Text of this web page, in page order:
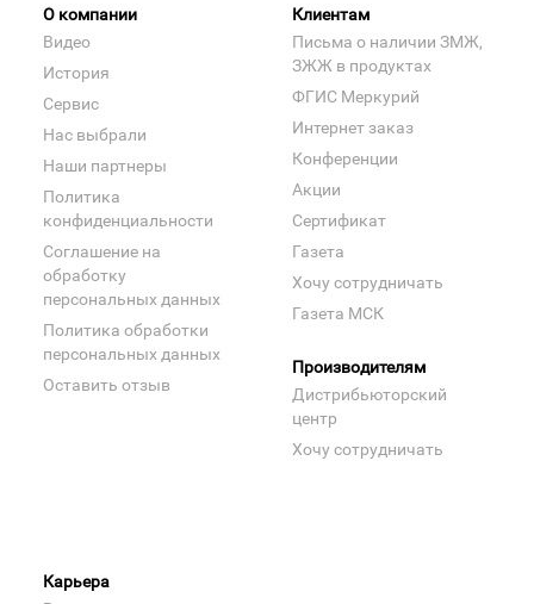
О компании
Видео
История
Сервис
Нас выбрали
Наши партнеры
Политика
конфиденциальности
Соглашение на
обработку
персональных данных
Политика обработки
персональных данных
Оставить отзыв
Клиентам
Письма о наличии ЗМЖ,
ЗЖЖ в продуктах
ФГИС Меркурий
Интернет заказ
Конференции
Акции
Сертификат
Газета
Хочу сотрудничать
Газета МСК
Производителям
Дистрибьюторский
центр
Хочу сотрудничать
Карьера